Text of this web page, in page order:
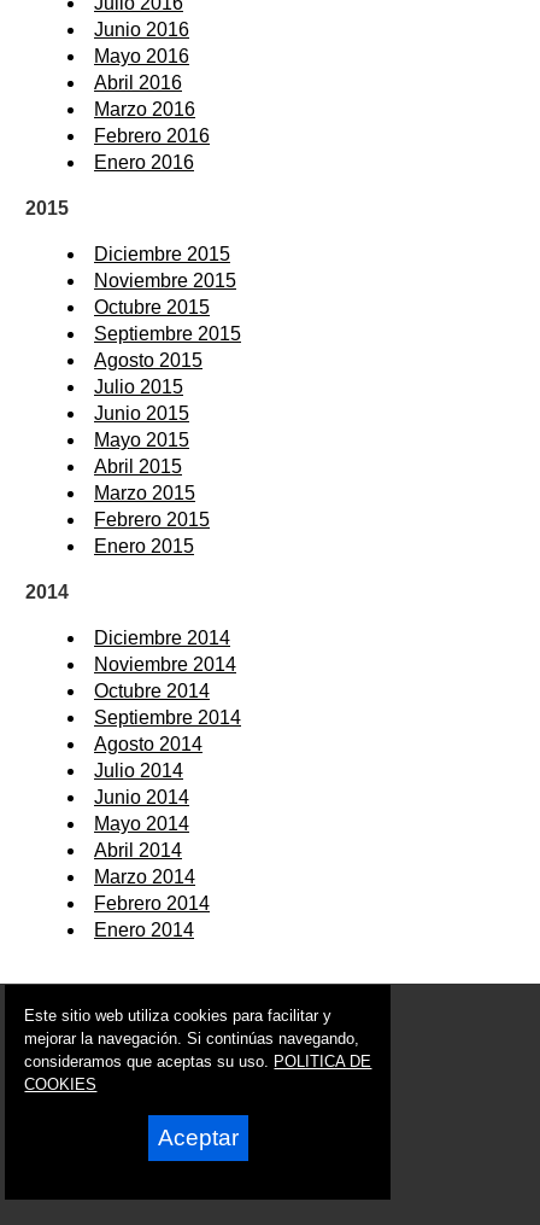
Junio 2016
Mayo 2016
Abril 2016
Marzo 2016
Febrero 2016
Enero 2016
2015
Diciembre 2015
Noviembre 2015
Octubre 2015
Septiembre 2015
Agosto 2015
Julio 2015
Junio 2015
Mayo 2015
Abril 2015
Marzo 2015
Febrero 2015
Enero 2015
2014
Diciembre 2014
Noviembre 2014
Octubre 2014
Septiembre 2014
Agosto 2014
Julio 2014
Junio 2014
Mayo 2014
Abril 2014
Marzo 2014
Febrero 2014
Enero 2014
© 2006 - 2026 Portal de Moratalla Noticias
info@portaldemoratalla.es
Síguenos en:
Este sitio web utiliza cookies para facilitar y
mejorar la navegación. Si continúas navegando,
consideramos que aceptas su uso. POLITICA DE
COOKIES
Aceptar